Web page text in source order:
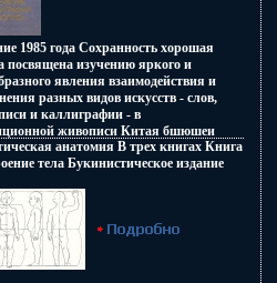
Ангелина Секачева Анна
Лвзжфаидия Пименова.
1985 года Сохранность хорошая
посвящена изучению яркого и
явления взаимодействия и
разных видов искусств - слов,
и каллиграфии - в
живописи Китая бшюшеи
Анализу живописных
предшествует рассмотрение
литературных надписей к
Подробно рассказывается о
группах произведений
типа Автор Сергей Соколов-
анатомия В трех книгах Книга
тела Букинистическое издание
1963 г Твердый переплет, 156 стр